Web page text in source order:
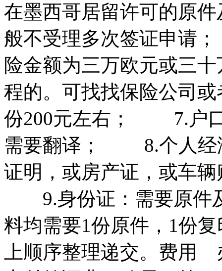
在墨西哥居留许可的
般不受理多次签证申
险金额为三万欧元或三
程的。可找找保险公司
份200元左右； 7.户口
需要翻译； 8.个人经
证明，或房产证，或车
9.身份证：需要原件
料均需要1份原件，1份
上顺序整理递交。费用